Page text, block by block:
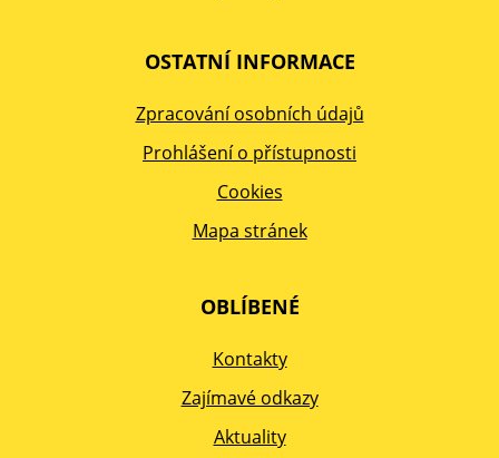
OSTATNÍ INFORMACE
Zpracování osobních údajů
Prohlášení o přístupnosti
Cookies
Mapa stránek
OBLÍBENÉ
Kontakty
Zajímavé odkazy
Aktuality